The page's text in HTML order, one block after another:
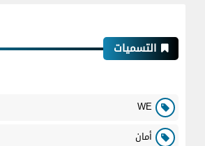
التسميات
WE
أمان